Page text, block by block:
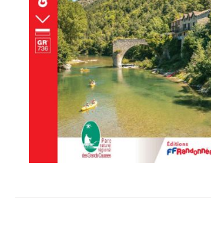
AJOUTER AU PANIER / DÉTAILS